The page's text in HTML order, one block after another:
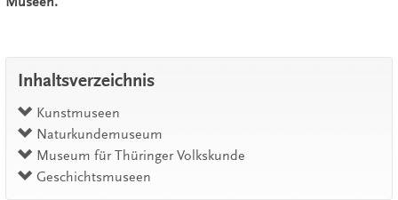
Inhaltsverzeichnis
Kunstmuseen
Naturkundemuseum
Museum für Thüringer Volkskunde
Geschichtsmuseen